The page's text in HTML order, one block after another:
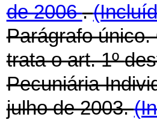
de 2006.
Parágrafo
trata o art. 1º
Pecuniária
julho de 2003.